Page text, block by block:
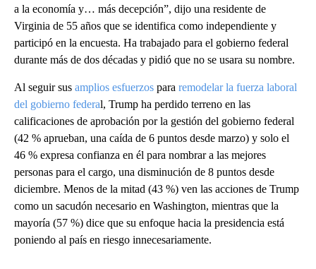
a la economía y… más decepción”, dijo una residente de
Virginia de 55 años que se identifica como independiente y
participó en la encuesta. Ha trabajado para el gobierno federal
durante más de dos décadas y pidió que no se usara su nombre.
Al seguir sus amplios esfuerzos para remodelar la fuerza laboral
del gobierno federal, Trump ha perdido terreno en las
calificaciones de aprobación por la gestión del gobierno federal
(42 % aprueban, una caída de 6 puntos desde marzo) y solo el
46 % expresa confianza en él para nombrar a las mejores
personas para el cargo, una disminución de 8 puntos desde
diciembre. Menos de la mitad (43 %) ven las acciones de Trump
como un sacudón necesario en Washington, mientras que la
mayoría (57 %) dice que su enfoque hacia la presidencia está
poniendo al país en riesgo innecesariamente.